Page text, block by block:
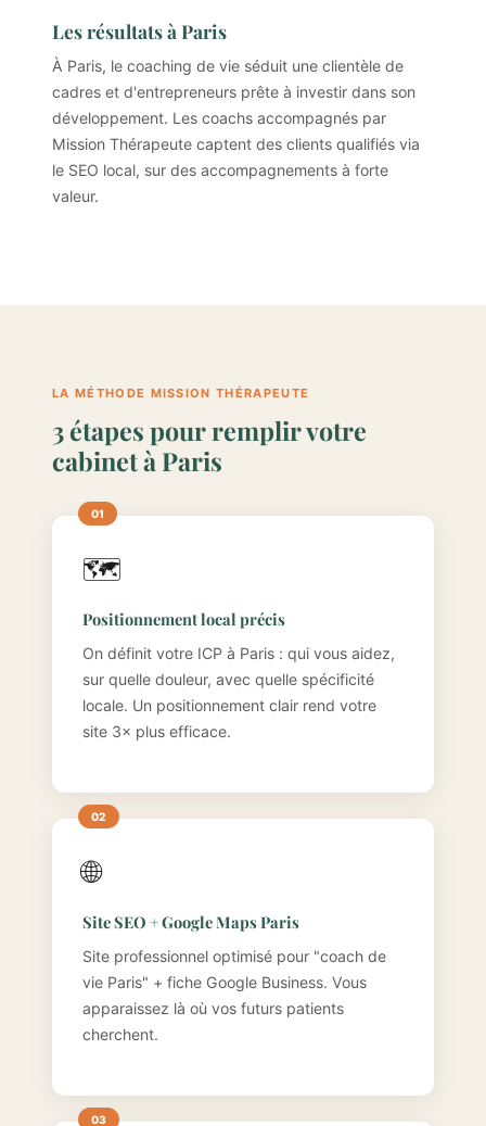
Les résultats à Paris
À Paris, le coaching de vie séduit une clientèle de
cadres et d'entrepreneurs prête à investir dans son
développement. Les coachs accompagnés par
Mission Thérapeute captent des clients qualifiés via
le SEO local, sur des accompagnements à forte
valeur.
LA MÉTHODE MISSION THÉRAPEUTE
3 étapes pour remplir votre
cabinet à Paris
🗺️
Positionnement local précis
On définit votre ICP à Paris : qui vous aidez,
sur quelle douleur, avec quelle spécificité
locale. Un positionnement clair rend votre
site 3× plus efficace.
🌐
Site SEO + Google Maps Paris
Site professionnel optimisé pour "coach de
vie Paris" + fiche Google Business. Vous
apparaissez là où vos futurs patients
cherchent.